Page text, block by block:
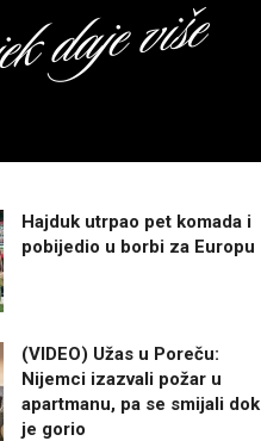
Hajduk utrpao pet komada i
pobijedio u borbi za Europu
(VIDEO) Užas u Poreču:
Nijemci izazvali požar u
apartmanu, pa se smijali dok
je gorio